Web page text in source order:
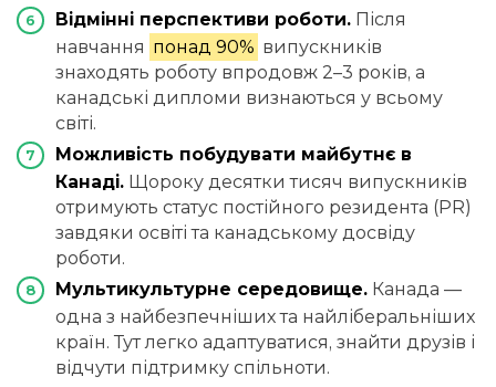
Відмінні перспективи роботи. Після
навчання понад 90% випускників
знаходять роботу впродовж 2–3 років, а
канадські дипломи визнаються у всьому
світі.
Можливість побудувати майбутнє в
Канаді. Щороку десятки тисяч випускників
отримують статус постійного резидента (PR)
завдяки освіті та канадському досвіду
роботи.
Мультикультурне середовище. Канада —
одна з найбезпечніших та найліберальніших
країн. Тут легко адаптуватися, знайти друзів і
відчути підтримку спільноти.